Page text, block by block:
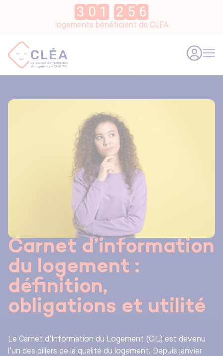
3 0 1 2 5 6
logements bénéficient de CLEA
Carnet d’information
du logement :
définition,
obligations et utilité
Le Carnet d’Information du Logement (CIL) est devenu
l’un des piliers de la qualité du logement. Depuis janvier